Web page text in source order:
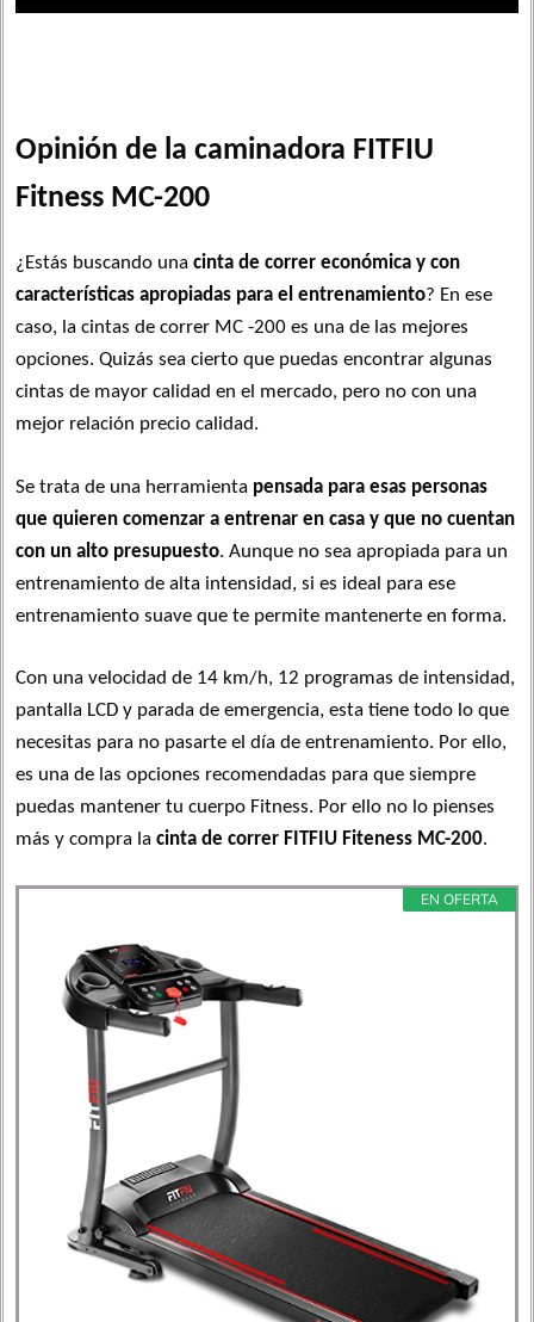
Opinión de la caminadora FITFIU
Fitness MC-200
¿Estás buscando una cinta de correr económica y con
características apropiadas para el entrenamiento? En ese
caso, la cintas de correr MC -200 es una de las mejores
opciones. Quizás sea cierto que puedas encontrar algunas
cintas de mayor calidad en el mercado, pero no con una
mejor relación precio calidad.
Se trata de una herramienta pensada para esas personas
que quieren comenzar a entrenar en casa y que no cuentan
con un alto presupuesto. Aunque no sea apropiada para un
entrenamiento de alta intensidad, si es ideal para ese
entrenamiento suave que te permite mantenerte en forma.
Con una velocidad de 14 km/h, 12 programas de intensidad,
pantalla LCD y parada de emergencia, esta tiene todo lo que
necesitas para no pasarte el día de entrenamiento. Por ello,
es una de las opciones recomendadas para que siempre
puedas mantener tu cuerpo Fitness. Por ello no lo pienses
más y compra la cinta de correr FITFIU Fiteness MC-200.
EN OFERTA